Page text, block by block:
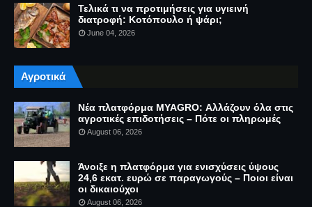
Τελικά τι να προτιμήσεις για υγιεινή
διατροφή: Κοτόπουλο ή ψάρι;
June 04, 2026
Αγροτικά
Νέα πλατφόρμα MYAGRO: Αλλάζουν όλα στις
αγροτικές επιδοτήσεις – Πότε οι πληρωμές
August 06, 2026
Άνοιξε η πλατφόρμα για ενισχύσεις ύψους
24,6 εκατ. ευρώ σε παραγωγούς – Ποιοι είναι
οι δικαιούχοι
August 06, 2026